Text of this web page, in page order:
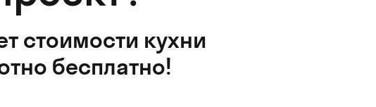
стоимости кухни
бесплатно!